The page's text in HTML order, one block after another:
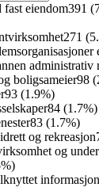
fast eiendom391 (
271 (
administrativ
boligsameier98 (
93 (1.9%)
84 (1.7%)
83 (1.7%)
og rekreasjon
og
%)